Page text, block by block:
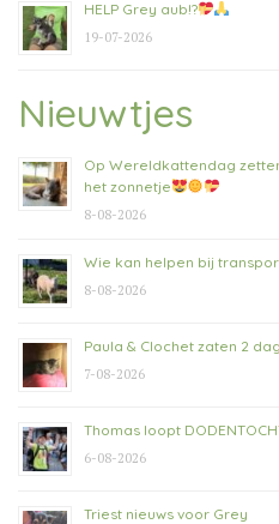
HELP Grey aub!?
19-07-2026
Nieuwtjes
Op Wereldkattendag
het zonnetje
8-08-2026
Wie kan helpen bij
8-08-2026
Paula & Clochet zaten 2
7-08-2026
Thomas loopt
6-08-2026
Triest nieuws voor Grey